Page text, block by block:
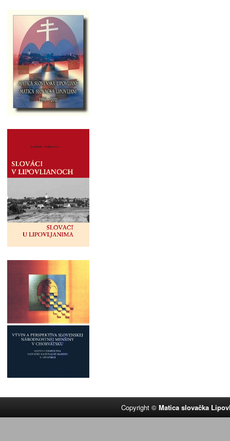
Copyright ©Matica slovačka